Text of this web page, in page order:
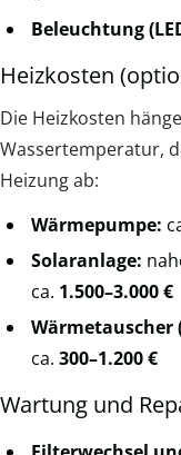
Beleuchtung
Heizkosten
Die Heizkosten
Wassertemperatur,
Heizung ab:
Wärmepumpe:
Solaranlage:
ca. 1.500–3.000 €
Wärmetauscher
ca. 300–1.200 €
Wartung und